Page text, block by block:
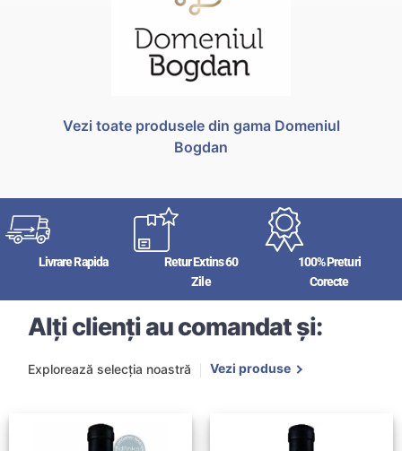
Vezi toate produsele din gama Domeniul
Bogdan
Livrare Rapida
Retur Extins 60
Zile
100% Preturi
Corecte
Alți clienți au comandat și:
Explorează selecția noastră Vezi produse